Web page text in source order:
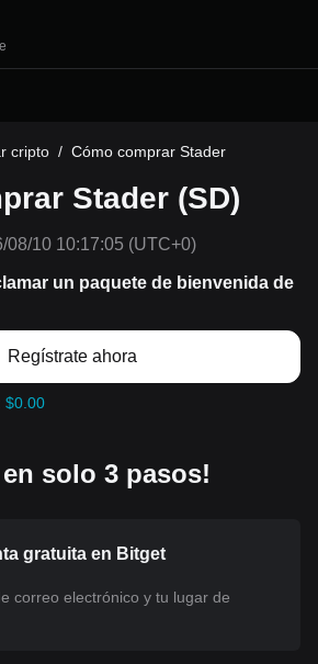
cripto / Cómo comprar Stader
Stader (SD)
08/10 10:17:05 (UTC+0)
un paquete de bienvenida de
Regístrate ahora
$0.00
en solo 3 pasos!
gratuita en Bitget
correo electrónico y tu lugar de